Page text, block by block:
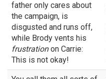
father only cares about
the campaign, is
disgusted and runs off,
while Brody vents his
frustrationon Carrie:
This is not okay!